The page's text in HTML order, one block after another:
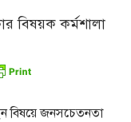
বিষয়ক কর্মশালা
বিষয়ে জনসচেতনতা